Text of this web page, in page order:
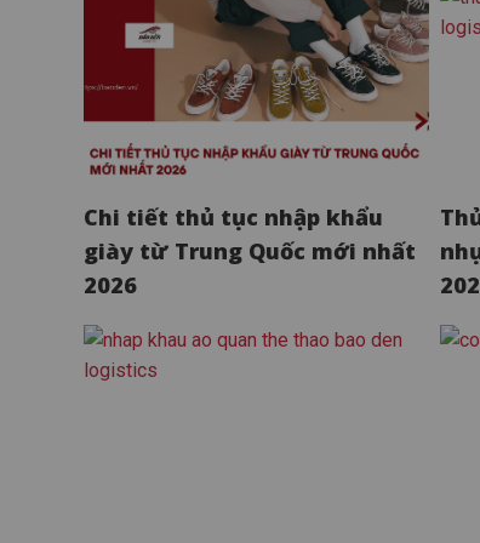
Chi tiết thủ tục nhập khẩu
giày từ Trung Quốc mới nhất
2026